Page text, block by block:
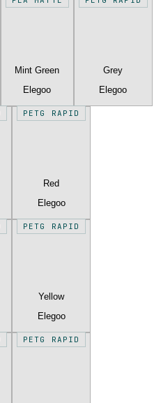
Mint Green
Elegoo
Grey
Elegoo
PETG RAPID
Red
Elegoo
PETG RAPID
Yellow
Elegoo
PETG RAPID